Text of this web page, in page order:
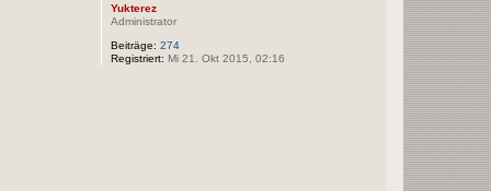
Yukterez
Administrator
Beiträge: 274
Registriert: Mi 21. Okt 2015, 02:16